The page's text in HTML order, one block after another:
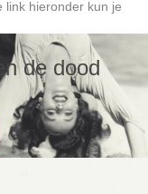
link hieronder kun je
de dood